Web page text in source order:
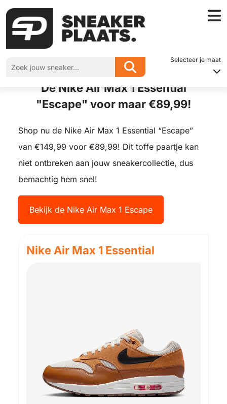
Selecteer je maat
Home»De Nike Air Max 1 Essential “Escape” voor maar €89,99!
De Nike Air Max 1 Essential
"Escape" voor maar €89,99!
Shop nu de Nike Air Max 1 Essential “Escape”
van €149,99 voor €89,99! Dit toffe paartje kan
niet ontbreken aan jouw sneakercollectie, dus
bemachtig hem snel!
Bekijk de Nike Air Max 1 Escape
Nike Air Max 1 Essential